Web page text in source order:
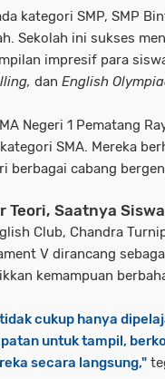
kategori SMP, SMP
Sekolah ini sukses
impresif para
dan English
Negeri 1 Pematang
SMA. Mereka
berbagai cabang
Teori, Saatnya
Club, Chandra
V dirancang
kemampuan
cukup hanya
untuk tampil,
secara langsung,"